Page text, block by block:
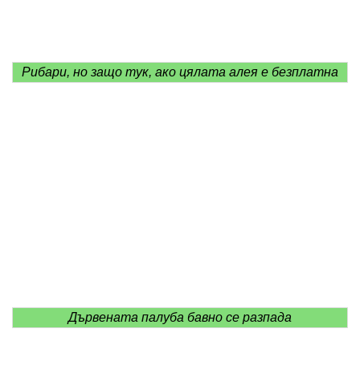
Рибари, но защо тук, ако цялата алея е безплатна
Дървената палуба бавно се разпада